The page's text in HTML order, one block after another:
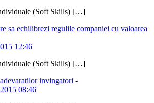
(Soft Skills) […]
sa echilibrezi regulile companiei cu valoarea
12:46
(Soft Skills) […]
invingatori -
08:46